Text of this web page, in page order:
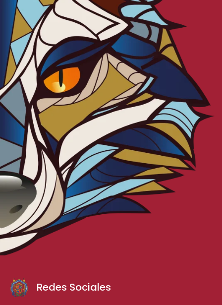
Redes Sociales